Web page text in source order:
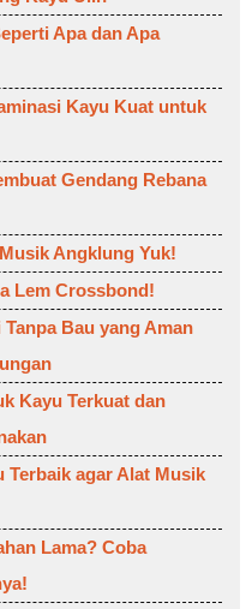
Apa dan Apa
Kayu Kuat untuk
Gendang Rebana
Angklung Yuk!
Lem Crossbond!
Bau yang Aman
Kayu Terkuat dan
Terbaik agar Alat Musik
Lama? Coba